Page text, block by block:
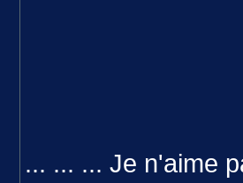
... ... ... Je n'aime